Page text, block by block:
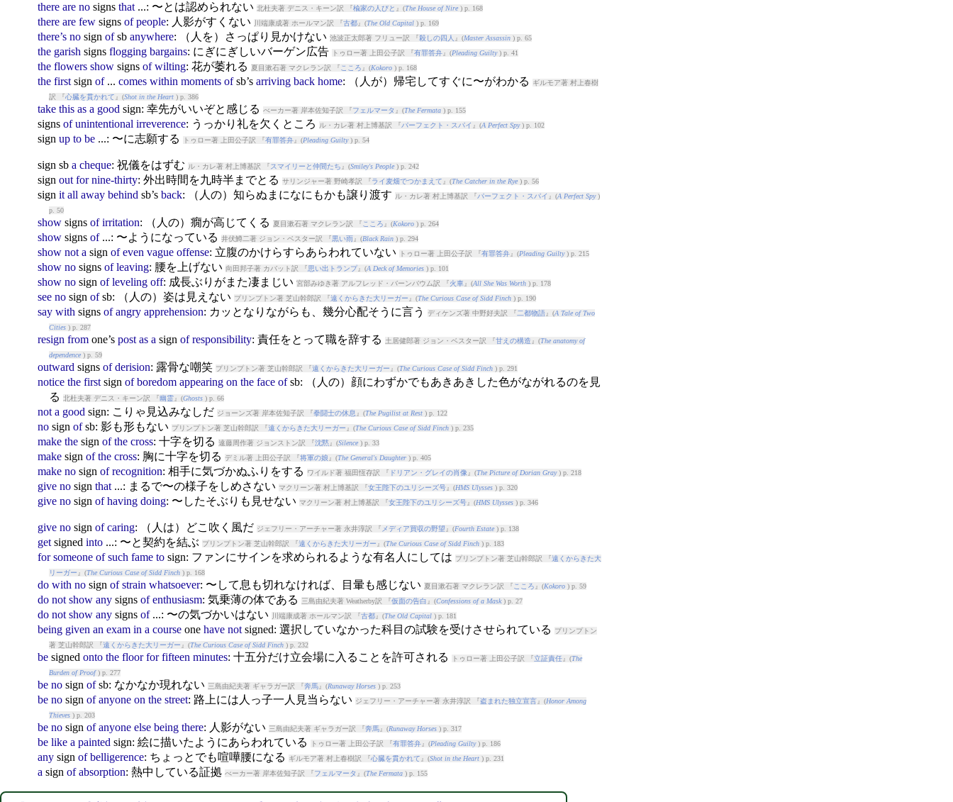
there are no signs that...: 〜とは認められない 北杜夫著 デニス・キーン訳 『楡家の人びと 』(The House of Nire) p. 168
there are few signs of people: 人影がすくない 川端康成著 ホールマン訳 『古都』(The Old Capital) p. 169
there’s no sign ofsb anywhere: （人を）さっぱり見かけない 池波正太郎著 フリュー訳 『殺しの四人 』(Master Assassin) p. 65
the garish signs flogging bargains: にぎにぎしいバーゲン広告 トゥロー著 上田公子訳 『有罪答弁』(Pleading Guilty) p. 41
the flowers show signs of wilting: 花が萎れる 夏目漱石著 マクレラン訳 『 こころ 』(Kokoro) p. 168
the first sign of... comes within moments ofsb’s arriving back home: （人が）帰宅してすぐに〜がわかる
ギルモア著 村上春樹
訳 『心臓を貫かれて 』(Shot in the Heart) p. 386
take this as a good sign: 幸先がいいぞと感じる べーカー著 岸本佐知子訳 『フェルマータ 』(The Fermata) p. 155
signs of unintentional irreverence: うっかり礼を欠くところ ル・カレ著 村上博基訳 『パーフェクト・スパイ 』(A Perfect Spy) p. 102
sign up to be...: 〜に志願する トゥロー著 上田公子訳 『有罪答弁』(Pleading Guilty) p. 54
sign sb a cheque: 祝儀をはずむ ル・カレ著 村上博基訳 『スマイリーと仲間たち 』(Smiley's People) p. 242
sign out for nine-thirty: 外出時間を九時半までとる サリンジャー著 野崎孝訳 『ライ麦畑でつかまえて 』(The Catcher in the Rye) p. 56
sign it all away behind sb’s back: （人の）知らぬまになにもかも譲り渡す ル・カレ著 村上博基訳 『パーフェクト・スパイ 』(A Perfect Spy)
p. 50
show signs of irritation: （人の）癇が高じてくる 夏目漱石著 マクレラン訳 『 こころ 』(Kokoro) p. 264
show signs of...: 〜ようになっている 井伏鱒二著 ジョン・ベスター訳 『黒い雨』(Black Rain) p. 294
show not a sign of even vague offense: 立腹のかけらすらあらわれていない トゥロー著 上田公子訳 『有罪答弁』(Pleading Guilty) p. 215
show no signs of leaving: 腰を上げない 向田邦子著 カバット訳 『思い出トランプ』(A Deck of Memories) p. 101
show no sign of leveling off: 成長ぶりがまた凄まじい 宮部みゆき著 アルフレッド・バーンバウム訳 『火車 』(All She Was Worth) p. 178
see no sign ofsb: （人の）姿は見えない プリンプトン著 芝山幹郎訳 『遠くからきた大リーガー 』(The Curious Case of Sidd Finch) p. 190
say with signs of angry apprehension: カッとなりながらも、幾分心配そうに言う ディケンズ著 中野好夫訳 『二都物語』(A Tale of Two
Cities) p. 287
resign fromone’s post as a sign of responsibility: 責任をとって職を辞する 土居健郎著 ジョン・ベスター訳 『甘えの構造 』(The anatomy of
dependence) p. 59
outward signs of derision: 露骨な嘲笑 プリンプトン著 芝山幹郎訳 『遠くからきた大リーガー 』(The Curious Case of Sidd Finch) p. 291
notice the first sign of boredom appearing on the face ofsb: （人の）顔にわずかでもあきあきした色がながれるのを見
る 北杜夫著 デニス・キーン訳 『幽霊』(Ghosts) p. 66
not a good sign: こりゃ見込みなしだ ジョーンズ著 岸本佐知子訳 『拳闘士の休息 』(The Pugilist at Rest) p. 122
no sign ofsb: 影も形もない プリンプトン著 芝山幹郎訳 『遠くからきた大リーガー 』(The Curious Case of Sidd Finch) p. 235
make the sign of the cross: 十字を切る 遠藤周作著 ジョンストン訳 『沈黙』(Silence) p. 33
make sign of the cross: 胸に十字を切る デミル著 上田公子訳 『将軍の娘 』(The General's Daughter) p. 405
make no sign of recognition: 相手に気づかぬふりをする ワイルド著 福田恆存訳 『 ドリアン・グレイの肖像 』(The Picture of Dorian Gray) p. 218
give no sign that...: まるで〜の様子をしめさない マクリーン著 村上博基訳 『女王陛下のユリシーズ号』(HMS Ulysses) p. 320
give no sign of having doing: 〜したそぶりも見せない マクリーン著 村上博基訳 『女王陛下のユリシーズ号』(HMS Ulysses) p. 346
give no sign of caring: （人は）どこ吹く風だ ジェフリー・アーチャー著 永井淳訳 『 メディア買収の野望 』(Fourth Estate) p. 138
get signed into...: 〜と契約を結ぶ プリンプトン著 芝山幹郎訳 『遠くからきた大リーガー 』(The Curious Case of Sidd Finch) p. 183
for someone of such fame to sign: ファンにサインを求められるような有名人にしては プリンプトン著 芝山幹郎訳 『遠くからきた大
リーガー 』(The Curious Case of Sidd Finch) p. 168
do with no sign of strain whatsoever: 〜して息も切れなければ、目暈も感じない 夏目漱石著 マクレラン訳 『 こころ 』(Kokoro) p. 59
do not show any signs of enthusiasm: 気乗薄の体である 三島由紀夫著 Weatherby訳 『仮面の告白 』(Confessions of a Mask) p. 27
do not show any signs of...: 〜の気づかいはない 川端康成著 ホールマン訳 『古都』(The Old Capital) p. 181
being given an exam in a courseone have not signed: 選択していなかった科目の試験を受けさせられている
プリンプトン
著 芝山幹郎訳 『遠くからきた大リーガー 』(The Curious Case of Sidd Finch) p. 232
be signed onto the floor for fifteen minutes: 十五分だけ立会場に入ることを許可される トゥロー著 上田公子訳 『立証責任』(The
Burden of Proof) p. 277
be no sign ofsb: なかなか現れない 三島由紀夫著 ギャラガー訳 『奔馬』(Runaway Horses) p. 253
be no sign of anyone on the street: 路上には人っ子一人見当らない ジェフリー・アーチャー著 永井淳訳 『盗まれた独立宣言』(Honor Among
Thieves) p. 203
be no sign of anyone else being there: 人影がない 三島由紀夫著 ギャラガー訳 『奔馬』(Runaway Horses) p. 317
be like a painted sign: 絵に描いたようにあらわれている トゥロー著 上田公子訳 『有罪答弁』(Pleading Guilty) p. 186
any sign of belligerence: ちょっとでも喧嘩腰になる ギルモア著 村上春樹訳 『心臓を貫かれて 』(Shot in the Heart) p. 231
a sign of absorption: 熱中している証拠 べーカー著 岸本佐知子訳 『フェルマータ 』(The Fermata) p. 155